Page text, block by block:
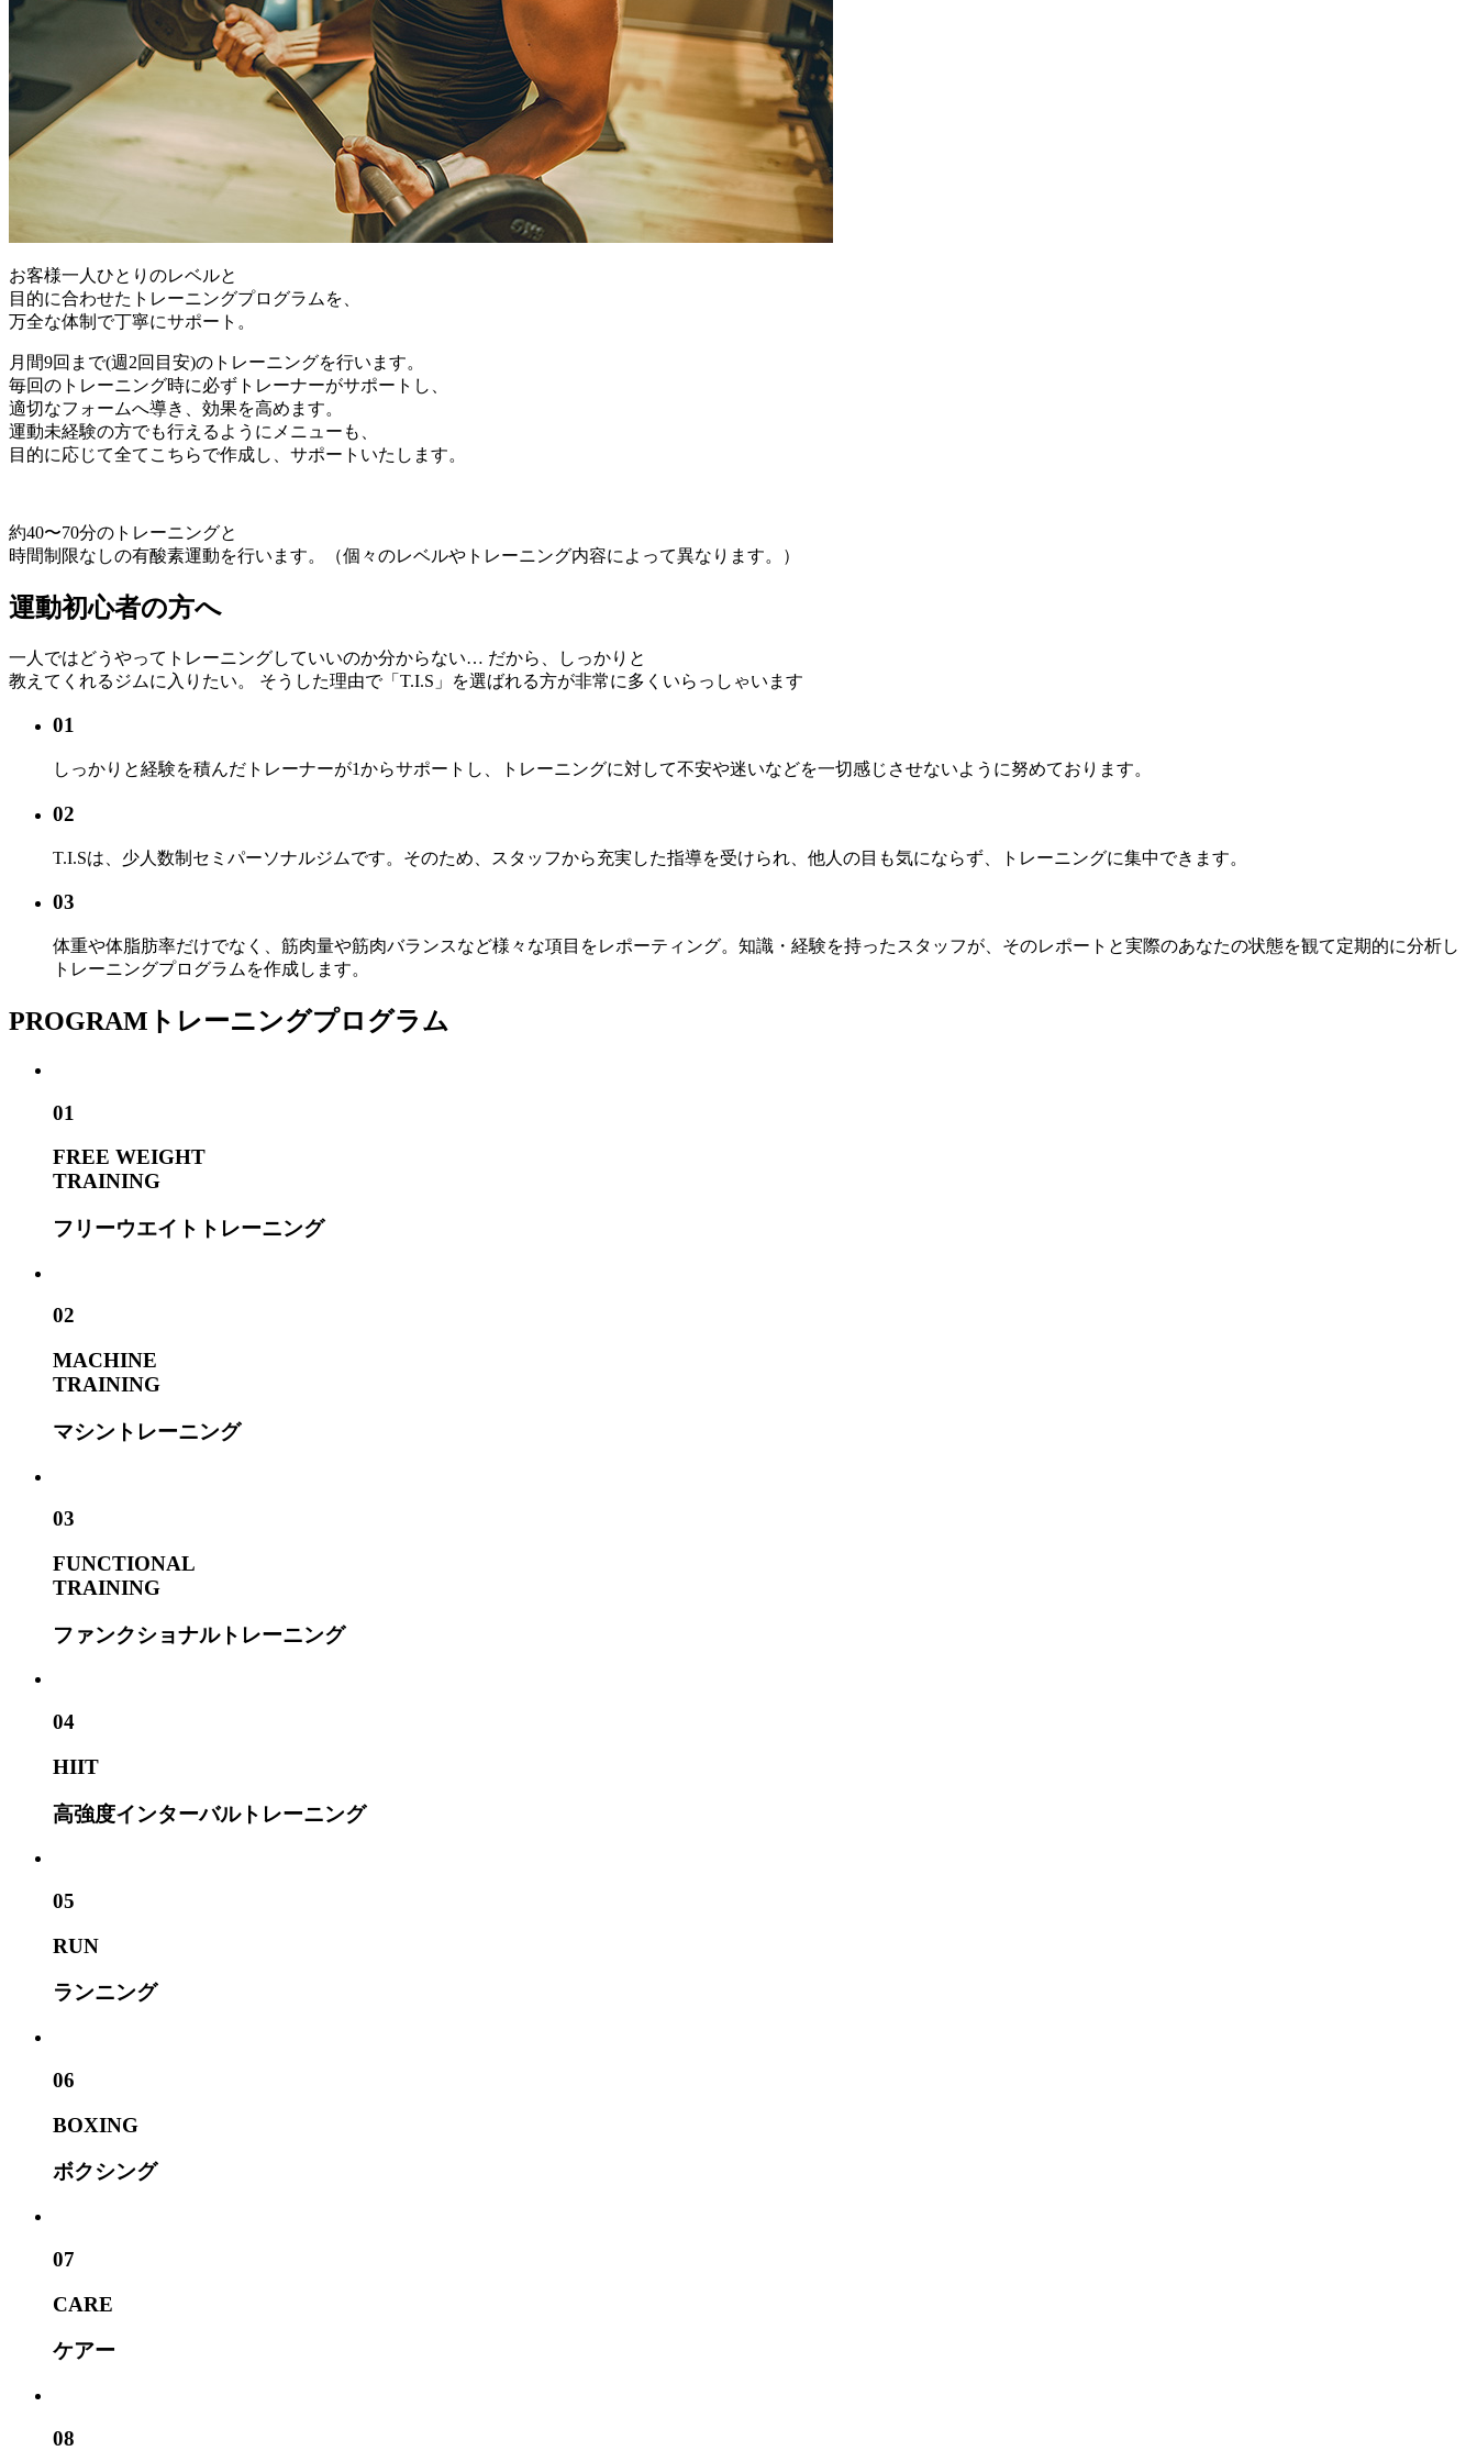
お客様一人ひとりのレベルと
目的に合わせたトレーニングプログラムを、
万全な体制で丁寧にサポート。
月間9回まで(週2回目安)のトレーニングを行います。
毎回のトレーニング時に必ずトレーナーがサポートし、
適切なフォームへ導き、効果を高めます。
運動未経験の方でも行えるようにメニューも、
目的に応じて全てこちらで作成し、サポートいたします。
約40〜70分のトレーニングと
時間制限なしの有酸素運動を行います。
（個々のレベルやトレーニング内容によって異なります。）
運動初心者の方へ
一人ではどうやってトレーニングしていいのか分からない… だから、しっかりと
教えてくれるジムに入りたい。
そうした理由で「T.I.S」を選ばれる方が非常に多くいらっしゃいます
01
しっかりと経験を積んだトレーナーが1からサポートし、トレーニングに対して不安や迷いなどを一切感じさせないように努めております。
02
T.I.Sは、少人数制セミパーソナルジムです。そのため、スタッフから充実した指導を受けられ、他人の目も気にならず、トレーニングに集中できます。
03
体重や体脂肪率だけでなく、筋肉量や筋肉バランスなど様々な項目をレポーティング。知識・経験を持ったスタッフが、そのレポートと実際のあなたの状態を観て定期的に分析し
トレーニングプログラムを作成します。
PROGRAM トレーニングプログラム
01
FREE WEIGHT
TRAINING
フリーウエイトトレーニング
02
MACHINE
TRAINING
マシントレーニング
03
FUNCTIONAL
TRAINING
ファンクショナルトレーニング
04
HIIT
高強度インターバルトレーニング
05
RUN
ランニング
06
BOXING
ボクシング
07
CARE
ケアー
08